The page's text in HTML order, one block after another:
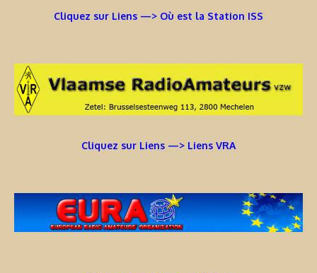
Cliquez sur Liens —> Où est la Station ISS
Cliquez sur Liens —> Liens VRA